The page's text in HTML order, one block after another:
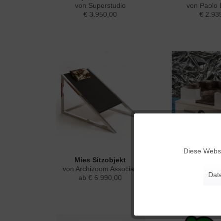
von Superstudio
€ 3.950,00
von Paolo
€
Mies Sitzobjekt
von Archizoom Associati
ab € 6.990,00
€
Diese